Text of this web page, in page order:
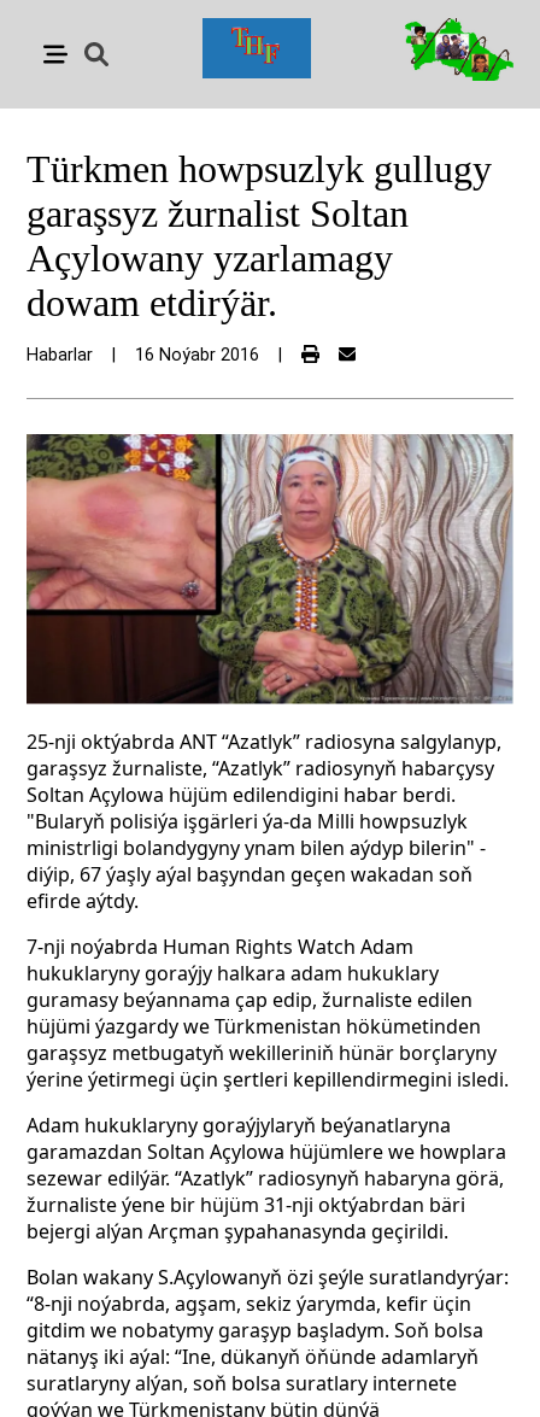
Türkmen howpsuzlyk gullugy
garaşsyz žurnalist Soltan
Açylowany yzarlamagy
dowam etdirýär.
Habarlar 16 Noýabr 2016
25-nji oktýabrdaANT“Azatlyk” radiosyna salgylanyp,
garaşsyz žurnaliste, “Azatlyk” radiosynyň habarçysy
Soltan Açylowa hüjüm edilendigini habar berdi.
"Bularyň polisiýa işgärleri ýa-da Milli howpsuzlyk
ministrligi bolandygyny ynam bilen aýdyp bilerin" -
diýip, 67 ýaşly aýal başyndan geçen wakadan soň
efirde aýtdy.
7-nji noýabrda Human Rights Watch Adam
hukuklaryny goraýjy halkara adam hukuklary
guramasy beýannama çap edip, žurnaliste edilen
hüjümi ýazgardy we Türkmenistan hökümetinden
garaşsyz metbugatyň wekilleriniň hünär borçlaryny
ýerine ýetirmegi üçin şertleri kepillendirmegini isledi.
Adam hukuklaryny goraýjylaryň beýanatlaryna
garamazdan Soltan Açylowa hüjümlere we howplara
sezewar edilýär. “Azatlyk” radiosynyň habaryna görä,
žurnaliste ýene bir hüjüm 31-nji oktýabrdan bäri
bejergi alýan Arçman şypahanasynda geçirildi.
Bolan wakany S.Açylowanyň özi şeýle suratlandyrýar:
“8-nji noýabrda, agşam, sekiz ýarymda, kefir üçin
gitdim we nobatymy garaşyp başladym. Soň bolsa
nätanyş iki aýal: “Ine, dükanyň öňünde adamlaryň
suratlaryny alýan, soň bolsa suratlary internete
goýýan we Türkmenistany bütin dünýä